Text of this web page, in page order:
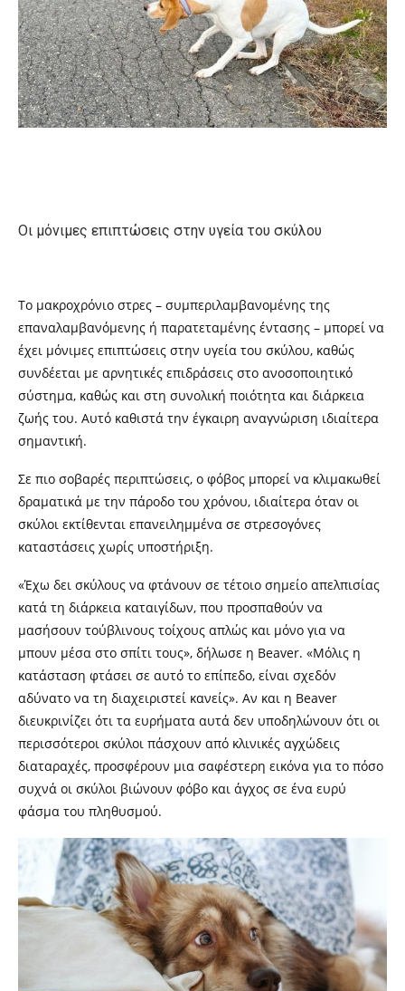
Οι μόνιμες επιπτώσεις στην υγεία του σκύλου
Το μακροχρόνιο στρες – συμπεριλαμβανομένης της
επαναλαμβανόμενης ή παρατεταμένης έντασης – μπορεί να
έχει μόνιμες επιπτώσεις στην υγεία του σκύλου, καθώς
συνδέεται με αρνητικές επιδράσεις στο ανοσοποιητικό
σύστημα, καθώς και στη συνολική ποιότητα και διάρκεια
ζωής του. Αυτό καθιστά την έγκαιρη αναγνώριση ιδιαίτερα
σημαντική.
Σε πιο σοβαρές περιπτώσεις, ο φόβος μπορεί να κλιμακωθεί
δραματικά με την πάροδο του χρόνου, ιδιαίτερα όταν οι
σκύλοι εκτίθενται επανειλημμένα σε στρεσογόνες
καταστάσεις χωρίς υποστήριξη.
«Έχω δει σκύλους να φτάνουν σε τέτοιο σημείο απελπισίας
κατά τη διάρκεια καταιγίδων, που προσπαθούν να
μασήσουν τούβλινους τοίχους απλώς και μόνο για να
μπουν μέσα στο σπίτι τους», δήλωσε η Beaver. «Μόλις η
κατάσταση φτάσει σε αυτό το επίπεδο, είναι σχεδόν
αδύνατο να τη διαχειριστεί κανείς». Αν και η Beaver
διευκρινίζει ότι τα ευρήματα αυτά δεν υποδηλώνουν ότι οι
περισσότεροι σκύλοι πάσχουν από κλινικές αγχώδεις
διαταραχές, προσφέρουν μια σαφέστερη εικόνα για το πόσο
συχνά οι σκύλοι βιώνουν φόβο και άγχος σε ένα ευρύ
φάσμα του πληθυσμού.